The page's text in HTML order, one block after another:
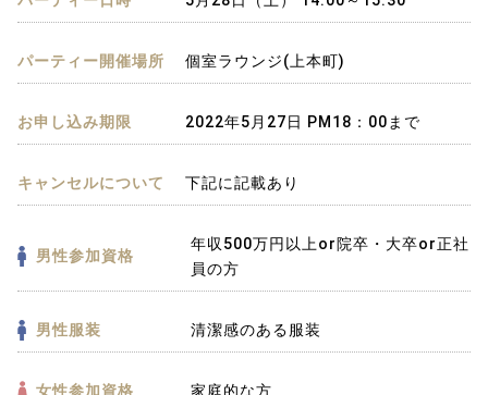
パーティー開催場所 個室ラウンジ(上本町)
お申し込み期限 2022年5月27日 PM18：00まで
キャンセルについて 下記に記載あり
男性参加資格
年収500万円以上or院卒・大卒or正社
員の方
男性服装 清潔感のある服装
女性参加資格 家庭的な方